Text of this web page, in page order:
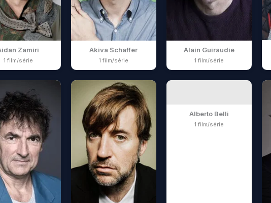
Zamiri
1 film/série
Akiva Schaffer
1 film/série
Alain Guiraudie
1 film/série
Alberto Belli
1 film/série